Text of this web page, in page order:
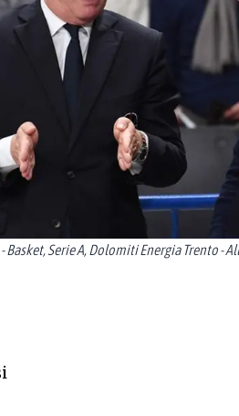
Serie A, Dolomiti Energia Trento -